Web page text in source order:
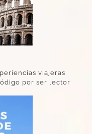
viajeras
por ser lector